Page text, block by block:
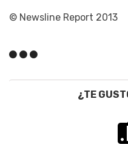
© Newsline Report 2013
¿TE